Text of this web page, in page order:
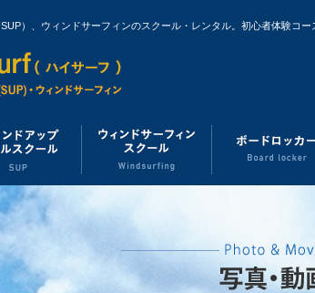
）、ウィンドサーフィンのスクール・レンタル。初心者体験コー